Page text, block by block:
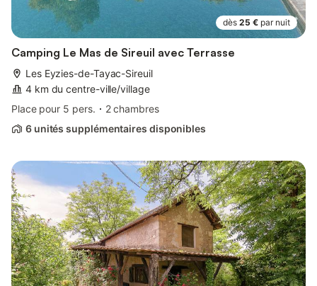
dès 25 € par nuit
Camping Le Mas de Sireuil avec Terrasse
Les Eyzies-de-Tayac-Sireuil
4 km du centre-ville/village
Place pour 5 pers.
2 chambres
6 unités supplémentaires disponibles